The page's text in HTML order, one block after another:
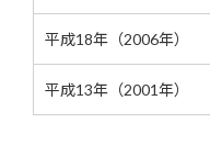
平成18年（2006年）
平成13年（2001年）